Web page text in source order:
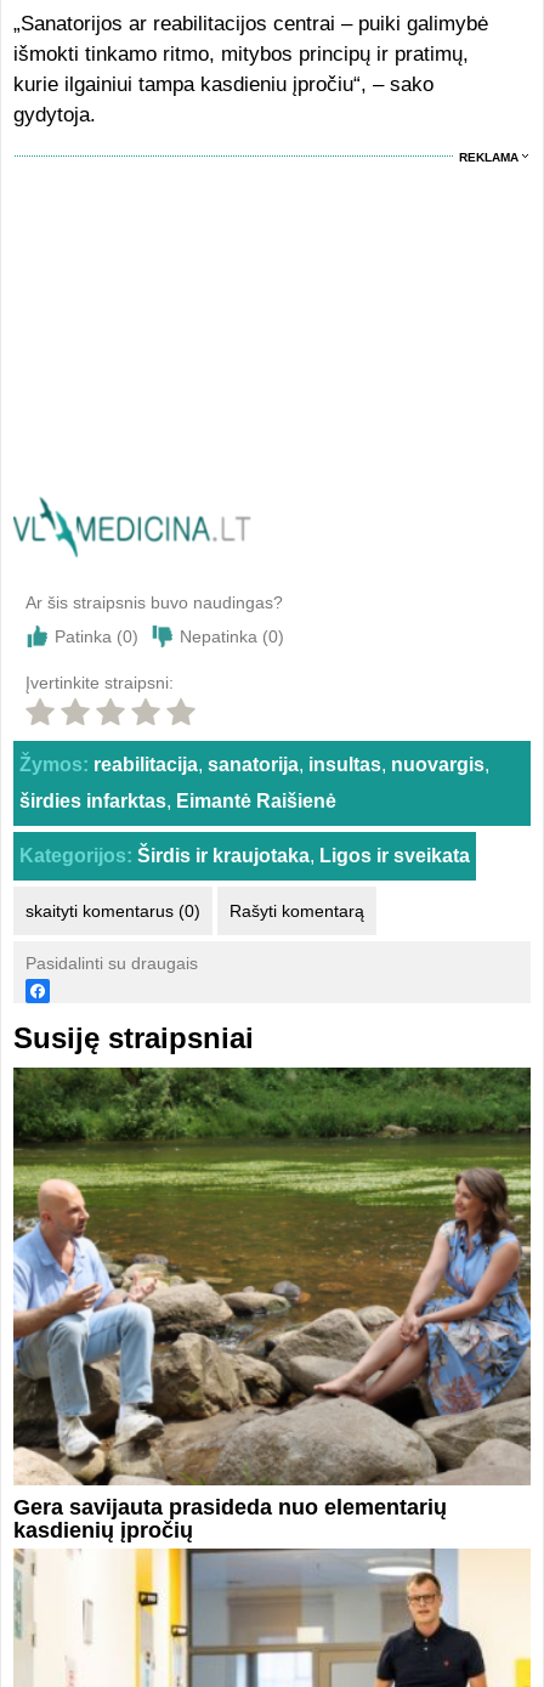
„Sanatorijos ar reabilitacijos centrai – puiki galimybė
išmokti tinkamo ritmo, mitybos principų ir pratimų,
kurie ilgainiui tampa kasdieniu įpročiu“, – sako
gydytoja.
REKLAMA
Ar šis straipsnis buvo naudingas?
Patinka (0) Nepatinka (0)
Įvertinkite straipsni:
Žymos: reabilitacija, sanatorija, insultas, nuovargis,
širdies infarktas, Eimantė Raišienė
Kategorijos: Širdis ir kraujotaka, Ligos ir sveikata
skaityti komentarus (0) Rašyti komentarą
Pasidalinti su draugais
Susiję straipsniai
Gera savijauta prasideda nuo elementarių
kasdienių įpročių